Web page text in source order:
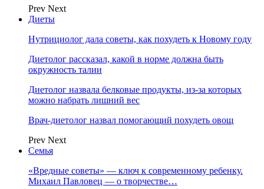
Prev Next
Диеты
Нутрициолог дала советы, как похудеть к Новому году
Диетолог рассказал, какой в норме должна быть
окружность талии
Диетолог назвала белковые продукты, из-за которых
можно набрать лишний вес
Врач-диетолог назвал помогающий похудеть овощ
Prev Next
Семья
«Вредные советы» — ключ к современному ребенку.
Михаил Павловец — о творчестве…